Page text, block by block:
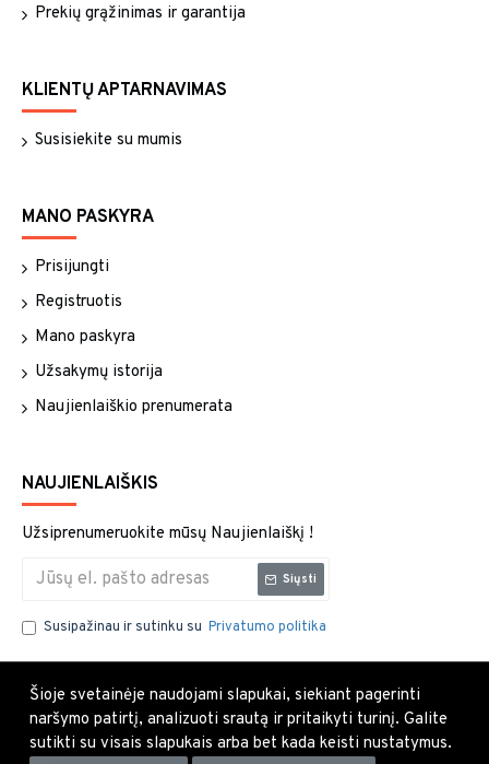
Prekių grąžinimas ir garantija
KLIENTŲ APTARNAVIMAS
Susisiekite su mumis
MANO PASKYRA
Prisijungti
Registruotis
Mano paskyra
Užsakymų istorija
Naujienlaiškio prenumerata
NAUJIENLAIŠKIS
Užsiprenumeruokite mūsų Naujienlaiškį !
Siųsti
Susipažinau ir sutinku su Privatumo politika
Šioje svetainėje naudojami slapukai, siekiant pagerinti
naršymo patirtį, analizuoti srautą ir pritaikyti turinį. Galite
sutikti su visais slapukais arba bet kada keisti nustatymus.